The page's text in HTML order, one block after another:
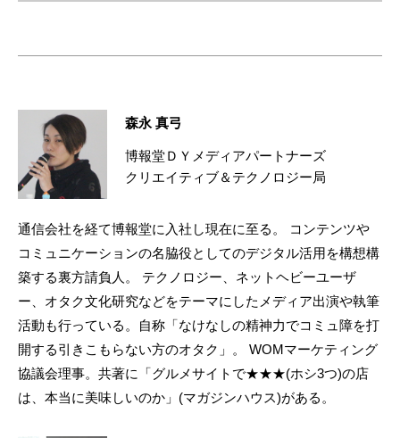
森永 真弓
博報堂ＤＹメディアパートナーズ
クリエイティブ＆テクノロジー局
通信会社を経て博報堂に入社し現在に至る。 コンテンツや
コミュニケーションの名脇役としてのデジタル活用を構想構
築する裏方請負人。 テクノロジー、ネットヘビーユーザ
ー、オタク文化研究などをテーマにしたメディア出演や執筆
活動も行っている。自称「なけなしの精神力でコミュ障を打
開する引きこもらない方のオタク」。 WOMマーケティング
協議会理事。共著に「グルメサイトで★★★(ホシ3つ)の店
は、本当に美味しいのか」(マガジンハウス)がある。